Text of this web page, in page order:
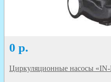
0 р.
Циркуляционные насосы